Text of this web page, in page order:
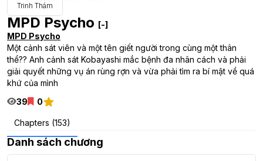
Trinh Thám
MPD Psycho [-]
MPD Psycho
Một cảnh sát viên và một tên giết người trong cùng một thân
thể?? Anh cảnh sát Kobayashi mắc bệnh đa nhân cách và phải
giải quyết những vụ án rùng rợn và vừa phải tìm ra bí mật về quá
khứ của mình
39
0
Chapters (153)
Danh sách chương